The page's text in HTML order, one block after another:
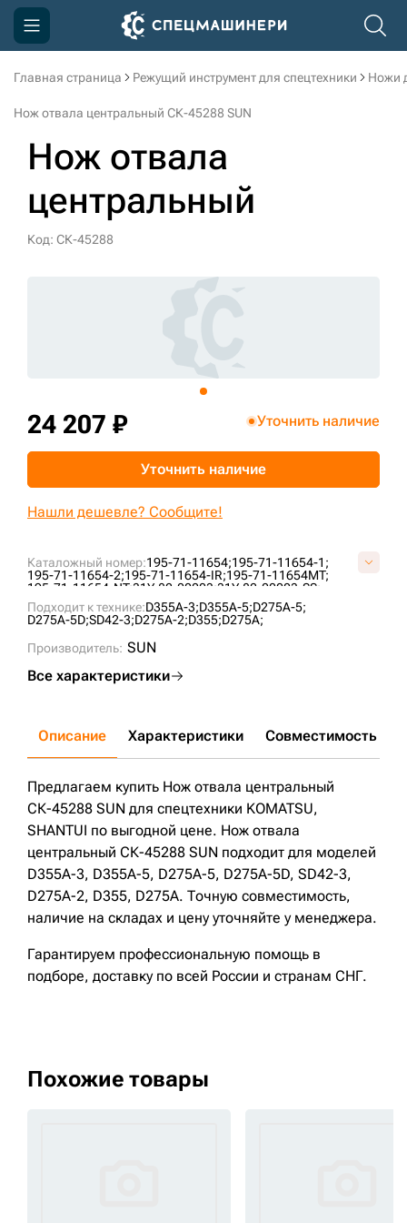
Главная страница Режущий инструмент для спецтехники Ножи
Нож отвала центральный СК-45288 SUN
Нож отвала
центральный
Код: СК-45288
Каталожный номер:195-71-11654;195-71-11654-1;
195-71-11654-2;195-71-11654-IR;195-71-11654MT;
195-71-11654-NT;31Y-82-00003;31Y-82-00003-SS;
IL592E/1062;
KOM19571A1654;
Подходит к технике:D355A-3;D355A-5;D275A-5;
D275A-5D;SD42-3;D275A-2;D355;D275A;
Производитель: SUN
Все характеристики
24 207 ₽ Уточнить наличие
Уточнить наличие
Нашли дешевле? Сообщите!
Описание Характеристики Совместимость
Предлагаем купить Нож отвала центральный
СК-45288 SUN для спецтехники KOMATSU,
SHANTUI по выгодной цене. Нож отвала
центральный СК-45288 SUN подходит для моделей
D355A-3, D355A-5, D275A-5, D275A-5D, SD42-3,
D275A-2, D355, D275A. Точную совместимость,
наличие на складах и цену уточняйте у менеджера.
Гарантируем профессиональную помощь в
подборе, доставку по всей России и странам СНГ.
Похожие товары
Компания
Доставка и оплата
Информация
Контакты
+7 (499) 394-50-93